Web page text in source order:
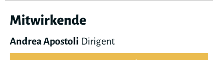
Mitwirkende
Andrea Apostoli Dirigent